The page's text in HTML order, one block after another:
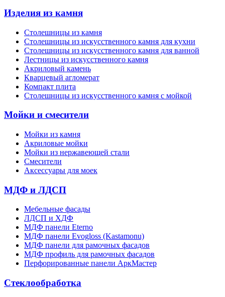
Изделия из камня
Столешницы из камня
Cтолешницы из искусственного камня для кухни
Cтолешницы из искусственного камня для ванной
Лестницы из искусственного камня
Акриловый камень
Кварцевый агломерат
Компакт плита
Столешницы из искусственного камня с мойкой
Мойки и смесители
Мойки из камня
Акриловые мойки
Мойки из нержавеющей стали
Смесители
Аксессуары для моек
МДФ и ЛДСП
Мебельные фасады
ЛДСП и ХДФ
МДФ панели Eterno
МДФ панели Evogloss (Kastamonu)
МДФ панели для рамочных фасадов
МДФ профиль для рамочных фасадов
Перфорированные панели АркМастер
Стеклообработка